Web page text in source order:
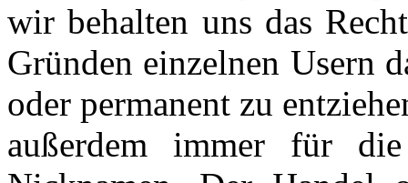
wir behalten uns das
Gründen einzelnen Usern
oder permanent zu
außerdem immer für